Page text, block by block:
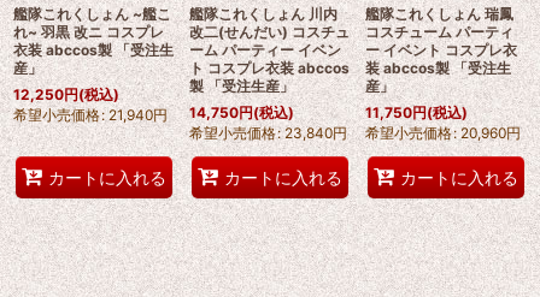
艦隊これくしょん ~艦こ
れ~ 羽黒 改ニ コスプレ
衣装 abccos製 「受注生
産」
12,250円(税込)
希望小売価格: 21,940円
カートに入れる
艦隊これくしょん 川内
改二(せんだい) コスチュ
ーム パーティー イベン
ト コスプレ衣装 abccos
製 「受注生産」
14,750円(税込)
希望小売価格: 23,840円
カートに入れる
艦隊これくしょん 瑞鳳
コスチューム パーティ
ー イベント コスプレ衣
装 abccos製 「受注生
産」
11,750円(税込)
希望小売価格: 20,960円
カートに入れる